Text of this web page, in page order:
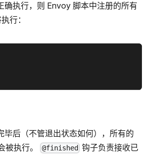
确执行，则 Envoy 脚本中注册的所有
行：
毕后（不管退出状态如何），所有的
被执行。 @finished 钩子负责接收已